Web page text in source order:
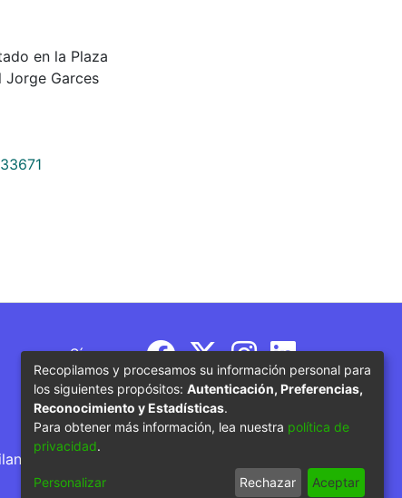
en la Plaza
Jorge Garces
Síguenos
por parte del Ministerio de Educación
Recopilamos y procesamos su información personal para
los siguientes propósitos: Autenticación, Preferencias,
Reconocimiento y Estadísticas.
Para obtener más información, lea nuestra política de
privacidad.
Personalizar Rechazar Aceptar